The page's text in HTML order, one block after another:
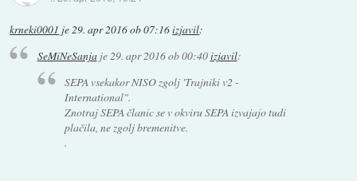
krneki0001 je29. apr 2016 ob 07:16izjavil:
SeMiNeSanjaje29. apr 2016 ob 00:40izjavil:
SEPA vsekakor NISO zgolj 'Trajniki v2 -
International".
Znotraj SEPA članic se v okviru SEPA izvajajo tudi
plačila, ne zgolj bremenitve.
.